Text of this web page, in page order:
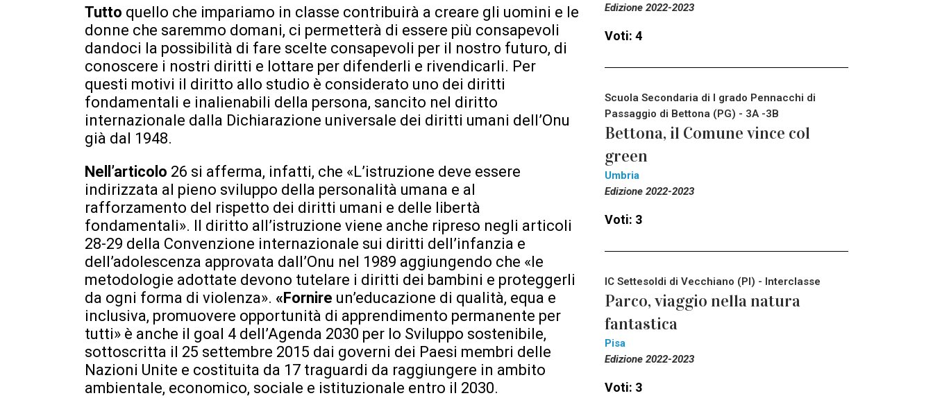
Tutto quello che impariamo in classe contribuirà a creare gli uomini e le
donne che saremmo domani, ci permetterà di essere più consapevoli
dandoci la possibilità di fare scelte consapevoli per il nostro futuro, di
conoscere i nostri diritti e lottare per difenderli e rivendicarli. Per
questi motivi il diritto allo studio è considerato uno dei diritti
fondamentali e inalienabili della persona, sancito nel diritto
internazionale dalla Dichiarazione universale dei diritti umani dell’Onu
già dal 1948.
Nell’articolo 26 si afferma, infatti, che «L’istruzione deve essere
indirizzata al pieno sviluppo della personalità umana e al
rafforzamento del rispetto dei diritti umani e delle libertà
fondamentali». Il diritto all’istruzione viene anche ripreso negli articoli
28-29 della Convenzione internazionale sui diritti dell’infanzia e
dell’adolescenza approvata dall’Onu nel 1989 aggiungendo che «le
metodologie adottate devono tutelare i diritti dei bambini e proteggerli
da ogni forma di violenza». «Fornire un’educazione di qualità, equa e
inclusiva, promuovere opportunità di apprendimento permanente per
tutti» è anche il goal 4 dell’Agenda 2030 per lo Sviluppo sostenibile,
sottoscritta il 25 settembre 2015 dai governi dei Paesi membri delle
Nazioni Unite e costituita da 17 traguardi da raggiungere in ambito
ambientale, economico, sociale e istituzionale entro il 2030.
Edizione 2022-2023
Voti: 4
Scuola Secondaria di I grado Pennacchi di
Passaggio di Bettona (PG) - 3A -3B
Bettona, il Comune vince col
green
Umbria
Edizione 2022-2023
Voti: 3
IC Settesoldi di Vecchiano (PI) - Interclasse
Parco, viaggio nella natura
fantastica
Pisa
Edizione 2022-2023
Voti: 3